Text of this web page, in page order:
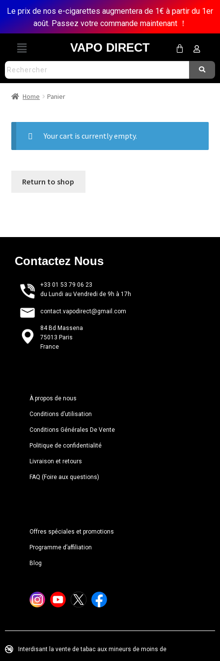
Le prix de nos e-cigarettes augmentera de 1€ à partir du 1er
août. Passez votre commande maintenant ！
VAPO DIRECT
Home Panier
Your cart is currently empty.
Return to shop
Contactez Nous
+33 01 53 79 06 23
du Lundi au Vendredi de 9h à 17h
contact.vapodirect@gmail.com
84 Bd Massena
75013 Paris
France
À propos de nous
Conditions d’utilisation
Conditions Générales De Vente
Politique de confidentialité
Livraison et retours
FAQ (Foire aux questions)
Offres spéciales et promotions
Programme d’affiliation
Blog
Interdisant la vente de tabac aux mineurs de moins de